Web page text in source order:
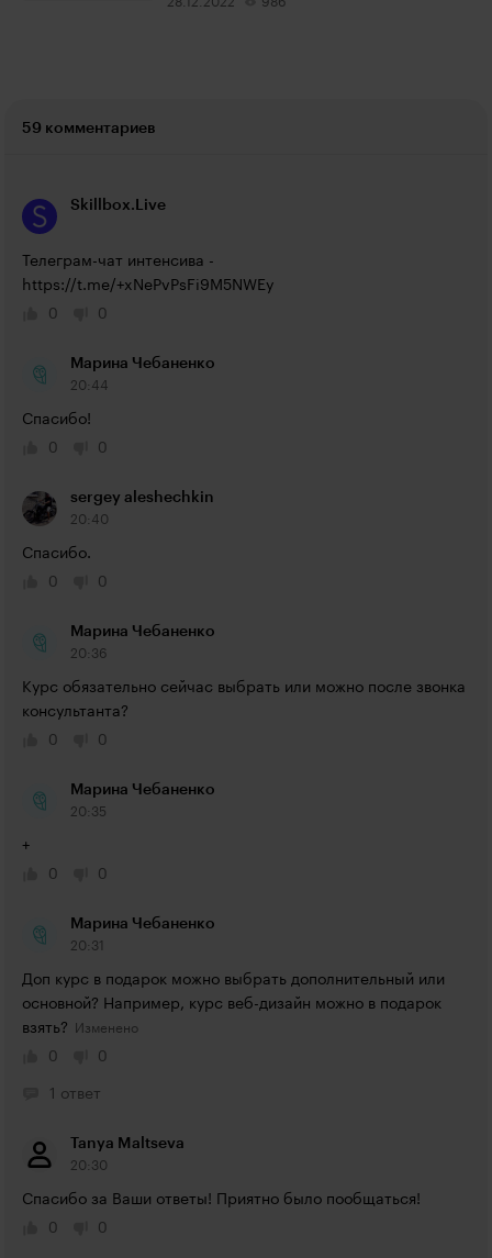
59 комментариев
Skillbox.Live
https://t.me/+xNePvPsFi9M5NWEy
0
0
Марина Чебаненко
20:44
Спасибо!
0
0
sergey aleshechkin
20:40
Спасибо.
0
0
Марина Чебаненко
20:36
Курс обязательно сейчас выбрать или можно после звонка
консультанта?
0
0
Марина Чебаненко
20:35
+
0
0
Марина Чебаненко
20:31
Доп курс в подарок можно выбрать дополнительный или
основной? Например, курс веб-дизайн можно в подарок
взять?
0
0
1 ответ
Tanya Maltseva
20:30
Спасибо за Ваши ответы! Приятно было пообщаться!
0
0